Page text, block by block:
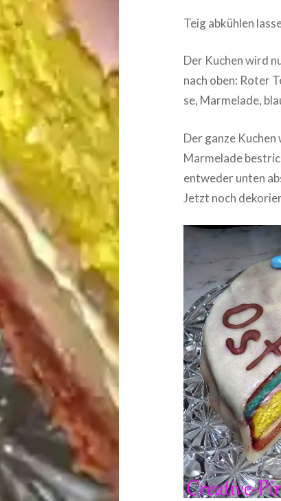
Teig abkühlen
Der Kuchen wird
nach oben: Roter
se, Marmelade,
Der ganze
Marmelade
entweder unten
Jetzt noch